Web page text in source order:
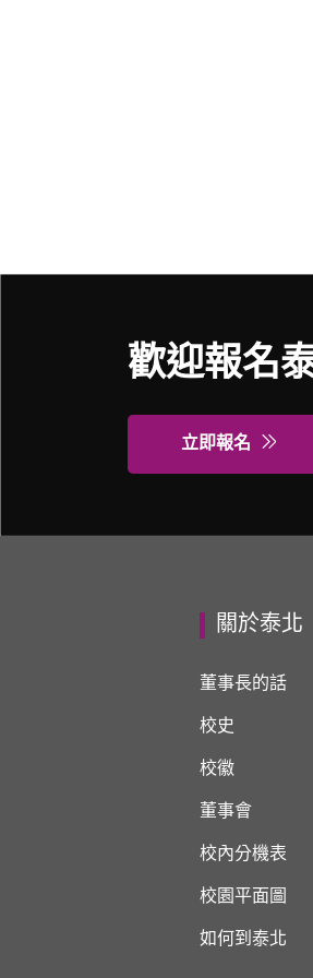
歡迎報名
立即報名
關於泰北
董事長的話
校史
校徽
董事會
校內分機表
校園平面圖
如何到泰北